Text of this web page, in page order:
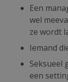
Een
wel
ze wordt
Iemand
Seksueel
een